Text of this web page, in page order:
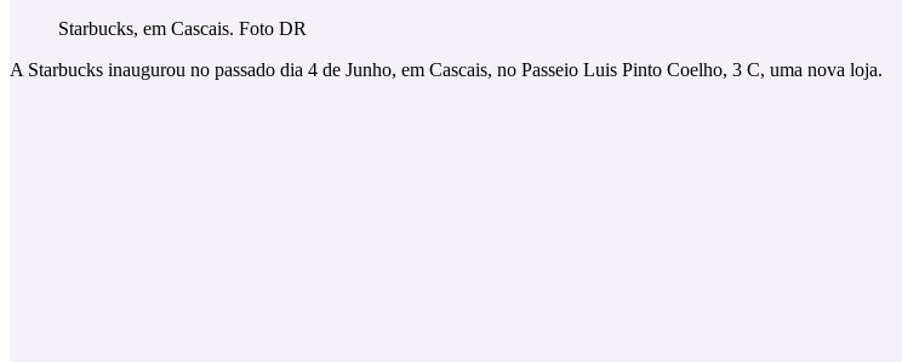
Starbucks, em Cascais. Foto DR
A Starbucks inaugurou no passado dia 4 de Junho, em Cascais, no Passeio Luis Pinto Coelho, 3 C, uma nova loja.